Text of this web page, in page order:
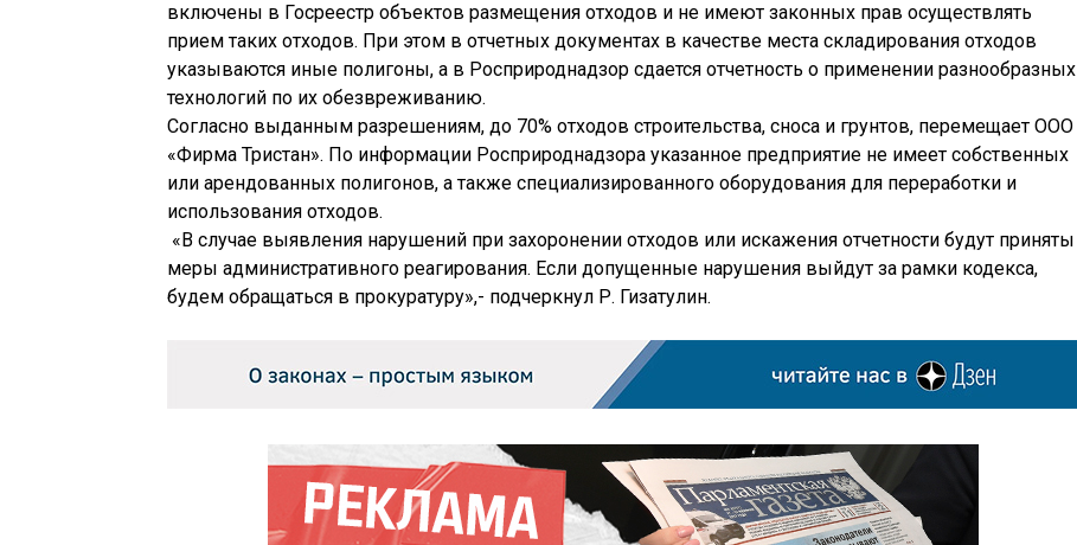
включены в Госреестр объектов размещения отходов и не имеют законных прав осуществлять
прием таких отходов. При этом в отчетных документах в качестве места складирования отходов
указываются иные полигоны, а в Росприроднадзор сдается отчетность о применении разнообразных
технологий по их обезвреживанию.
Согласно выданным разрешениям, до 70% отходов строительства, сноса и грунтов, перемещает ООО
«Фирма Тристан». По информации Росприроднадзора указанное предприятие не имеет собственных
или арендованных полигонов, а также специализированного оборудования для переработки и
использования отходов.
«В случае выявления нарушений при захоронении отходов или искажения отчетности будут приняты
меры административного реагирования. Если допущенные нарушения выйдут за рамки кодекса,
будем обращаться в прокуратуру»,- подчеркнул Р. Гизатулин.